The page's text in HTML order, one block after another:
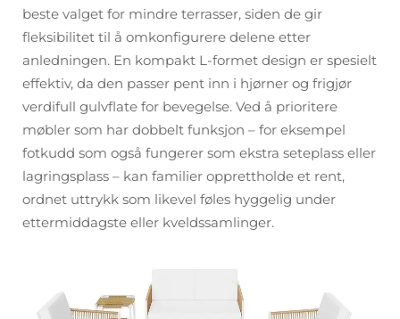
beste valget for mindre terrasser, siden de gir
fleksibilitet til å omkonfigurere delene etter
anledningen. En kompakt L-formet design er spesielt
effektiv, da den passer pent inn i hjørner og frigjør
verdifull gulvflate for bevegelse. Ved å prioritere
møbler som har dobbelt funksjon – for eksempel
fotkudd som også fungerer som ekstra seteplass eller
lagringsplass – kan familier opprettholde et rent,
ordnet uttrykk som likevel føles hyggelig under
ettermiddagste eller kveldssamlinger.